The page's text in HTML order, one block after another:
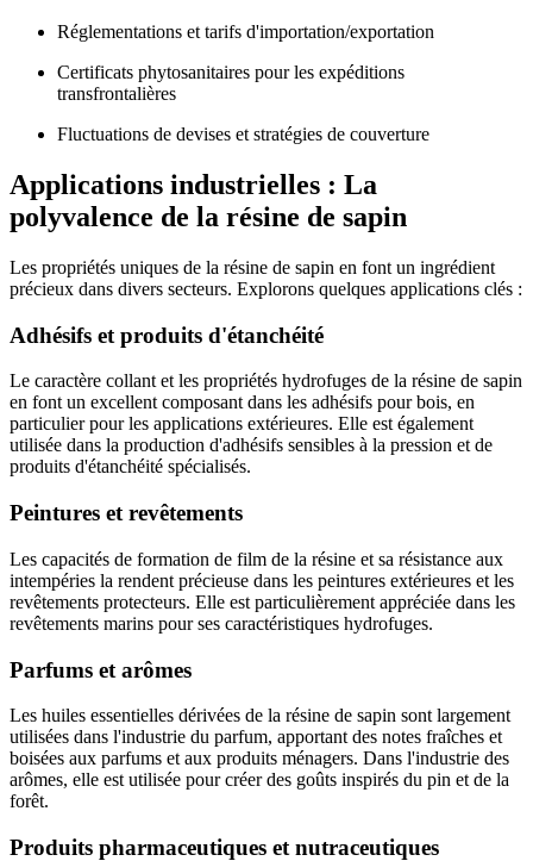
Réglementations et tarifs d'importation/exportation
Certificats phytosanitaires pour les expéditions
transfrontalières
Fluctuations de devises et stratégies de couverture
Applications industrielles : La
polyvalence de la résine de sapin
Les propriétés uniques de la résine de sapin en font un ingrédient
précieux dans divers secteurs. Explorons quelques applications clés :
Adhésifs et produits d'étanchéité
Le caractère collant et les propriétés hydrofuges de la résine de sapin
en font un excellent composant dans les adhésifs pour bois, en
particulier pour les applications extérieures. Elle est également
utilisée dans la production d'adhésifs sensibles à la pression et de
produits d'étanchéité spécialisés.
Peintures et revêtements
Les capacités de formation de film de la résine et sa résistance aux
intempéries la rendent précieuse dans les peintures extérieures et les
revêtements protecteurs. Elle est particulièrement appréciée dans les
revêtements marins pour ses caractéristiques hydrofuges.
Parfums et arômes
Les huiles essentielles dérivées de la résine de sapin sont largement
utilisées dans l'industrie du parfum, apportant des notes fraîches et
boisées aux parfums et aux produits ménagers. Dans l'industrie des
arômes, elle est utilisée pour créer des goûts inspirés du pin et de la
forêt.
Produits pharmaceutiques et nutraceutiques